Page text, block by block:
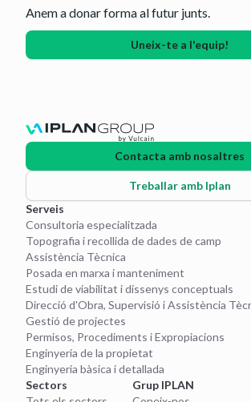
Anem a donar forma al futur junts.
Uneix-te a l'equip!
Contacta amb nosaltres
Treballar amb Iplan
Serveis
Consultoria especialitzada
Topografia i recollida de dades de camp
Assistència Tècnica
Posada en marxa i manteniment
Estudi de viabilitat i dissenys conceptuals
Direcció d'Obra, Supervisió i Assistència
Gestió de projectes
Permisos, Procediments i Expropiacions
Enginyeria de la propietat
Enginyeria bàsica i detallada
Sectors
Grup IPLAN